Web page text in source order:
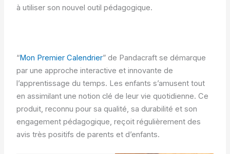
à utiliser son nouvel outil pédagogique.
“Mon Premier Calendrier” de Pandacraft se démarque
par une approche interactive et innovante de
l’apprentissage du temps. Les enfants s’amusent tout
en assimilant une notion clé de leur vie quotidienne. Ce
produit, reconnu pour sa qualité, sa durabilité et son
engagement pédagogique, reçoit régulièrement des
avis très positifs de parents et d’enfants.